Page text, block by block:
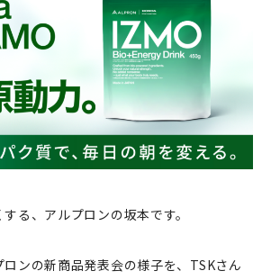
る、アルプロンの坂本です。
ンの新商品発表会の様子を、TSKさん